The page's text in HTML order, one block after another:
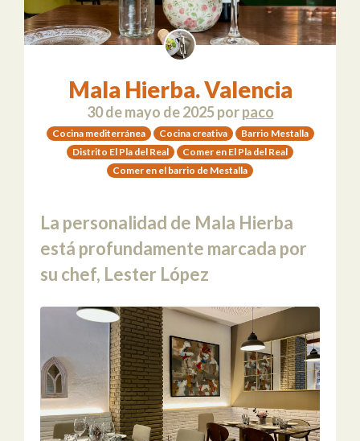
Mala Hierba. Valencia
30 de mayo de 2025porpaco
Cocina mediterránea Cocina creativa
Barrio Mestalla
Distrito El Pla del Real
Comer en El Pla del Real
Comer en el barrio de Mestalla
La personalidad de Mala Hierba
está profundamente marcada por
su chef, Lester López